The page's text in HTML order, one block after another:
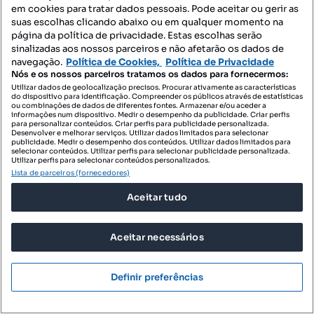
325 500 €4008,13 €/m²
Apartamento T2 com varanda e estacionamento
na Quinta da Moreira
Moreira, Maia, Porto
1 andar
em cookies para tratar dados pessoais. Pode aceitar ou gerir as
suas escolhas clicando abaixo ou em qualquer momento na
página da política de privacidade. Estas escolhas serão
sinalizadas aos nossos parceiros e não afetarão os dados de
navegação. Política de Cookies, Política de Privacidade
Nós e os nossos parceiros tratamos os dados para fornecermos:
Utilizar dados de geolocalização precisos. Procurar ativamente as características
do dispositivo para identificação. Compreender os públicos através de estatísticas
ou combinações de dados de diferentes fontes. Armazenar e/ou aceder a
informações num dispositivo. Medir o desempenho da publicidade. Criar perfis
para personalizar conteúdos. Criar perfis para publicidade personalizada.
Desenvolver e melhorar serviços. Utilizar dados limitados para selecionar
publicidade. Medir o desempenho dos conteúdos. Utilizar dados limitados para
selecionar conteúdos. Utilizar perfis para selecionar publicidade personalizada.
Utilizar perfis para selecionar conteúdos personalizados.
Lista de parceiros (fornecedores)
Aceitar tudo
Aceitar necessários
Definir preferências